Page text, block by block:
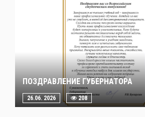
ПОЗДРАВЛЕНИЕ ГУБЕРНАТОРА
26.06. 2026 208